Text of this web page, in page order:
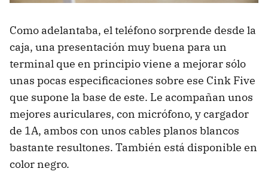
Como adelantaba, el teléfono sorprende desde la
caja, una presentación muy buena para un
terminal que en principio viene a mejorar sólo
unas pocas especificaciones sobre ese Cink Five
que supone la base de este. Le acompañan unos
mejores auriculares, con micrófono, y cargador
de 1A, ambos con unos cables planos blancos
bastante resultones. También está disponible en
color negro.